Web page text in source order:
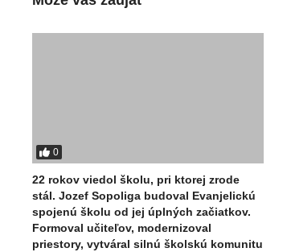
0
22 rokov viedol školu, pri ktorej zrode
stál. Jozef Sopoliga budoval Evanjelickú
spojenú školu od jej úplných začiatkov.
Formoval učiteľov, modernizoval
priestory, vytváral silnú školskú komunitu